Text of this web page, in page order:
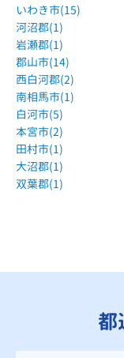
いわき市(15)
河沼郡(1)
岩瀬郡(1)
郡山市(14)
西白河郡(2)
南相馬市(1)
白河市(5)
本宮市(2)
田村市(1)
大沼郡(1)
双葉郡(1)
都